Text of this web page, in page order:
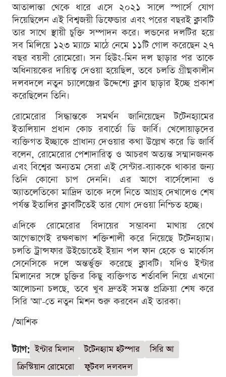
আতালান্তা থেকে ধারে এসে ২০২১ সালে স্পার্সে যোগ
দিয়েছিলেন এই বিশ্বজয়ী ডিফেন্ডার এবং পরের বছরই ক্লাবটি
তার সাথে স্থায়ী চুক্তি সম্পাদন করে। লন্ডনের দলটির হয়ে
সব মিলিয়ে ১২৩ ম্যাচে মাঠে নেমে ১১টি গোল করেছেন ২৭
বছর বয়সী রোমেরো। সন হিউং-মিন দল ছাড়ার পর তাকে
অধিনায়কের দায়িত্ব দেওয়া হয়েছিল, তবে চলতি গ্রীষ্মকালীন
দলবদলে নতুন চ্যালেঞ্জের উদ্দেশ্যে ক্লাব ছাড়ার ইচ্ছে প্রকাশ
করেছিলেন তিনি।
রোমেরোর সিদ্ধান্তকে সমর্থন জানিয়েছেন টটেনহ্যামের
ইতালিয়ান প্রধান কোচ রবার্তো ডি জার্বি। খেলোয়াড়দের
ব্যক্তিগত ইচ্ছাকে প্রাধান্য দেওয়ার কথা উল্লেখ করে ডি জার্বি
বলেন, রোমেরোর পেশাদারিত্ব ও আচরণ অত্যন্ত সম্মানজনক
এবং বিশ্বের অন্যতম সেরা এই সেন্টার-ব্যাককে থাকার জন্য
তিনি কোনো চাপ দেননি। এর আগে বার্সেলোনা ও
অ্যাতলেতিকো মাদ্রিদ তাকে দলে নিতে আগ্রহ দেখালেও শেষ
পর্যন্ত ইতালির ক্লাবটিতেই তার যোগ দেওয়া নিশ্চিত হচ্ছে।
এদিকে রোমেরোর বিদায়ের সম্ভাবনা মাথায় রেখে
আগেভাগেই রক্ষণভাগ শক্তিশালী করে নিয়েছে টটেনহ্যাম।
চলতি ট্রান্সফার উইন্ডোতেই ইয়ান পল ফান হেকে ও মার্কোস
সেনেসিকে দলে অন্তর্ভুক্ত করেছে ক্লাবটি। যদিও ইন্টার
মিলানের সঙ্গে চুক্তির কিছু ব্যক্তিগত শর্তাবলি নিয়ে এখনো
আলোচনা চলছে, তবে খুব দ্রুতই সমস্ত প্রক্রিয়া শেষ করে
সিরি 'আ'-তে নতুন মিশন শুরু করবেন এই তারকা।
/আশিক
ট্যাগ: ইন্টার মিলান টটেনহ্যাম হটস্পার
সিরি আ
ক্রিস্টিয়ান রোমেরো
ফুটবল দলবদল